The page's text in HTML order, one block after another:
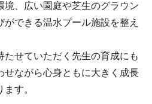
境、広い園庭や芝生のグラウン
ができる温水プール施設を整え
たせていただく先生の育成にも
せながら心身ともに大きく成長
す。